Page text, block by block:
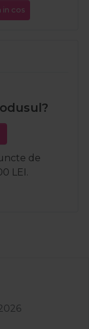
in cos
de
LEI.